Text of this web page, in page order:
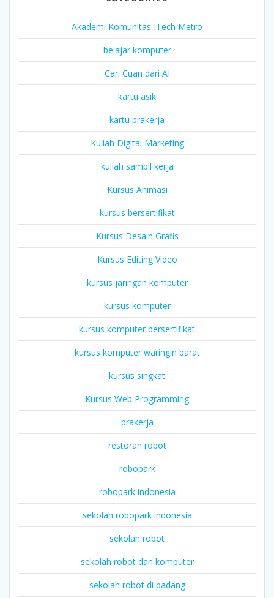
Akademi Komunitas ITech Metro
belajar komputer
Cari Cuan dari AI
kartu asik
kartu prakerja
Kuliah Digital Marketing
kuliah sambil kerja
Kursus Animasi
kursus bersertifikat
Kursus Desain Grafis
Kursus Editing Video
kursus jaringan komputer
kursus komputer
kursus komputer bersertifikat
kursus komputer waringin barat
kursus singkat
Kursus Web Programming
prakerja
restoran robot
robopark
robopark indonesia
sekolah robopark indonesia
sekolah robot
sekolah robot dan komputer
sekolah robot di padang